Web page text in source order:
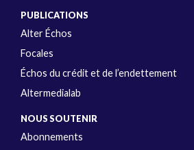
PUBLICATIONS
Alter Échos
Focales
Échos du crédit et de l’endettement
Altermedialab
NOUS SOUTENIR
Abonnements